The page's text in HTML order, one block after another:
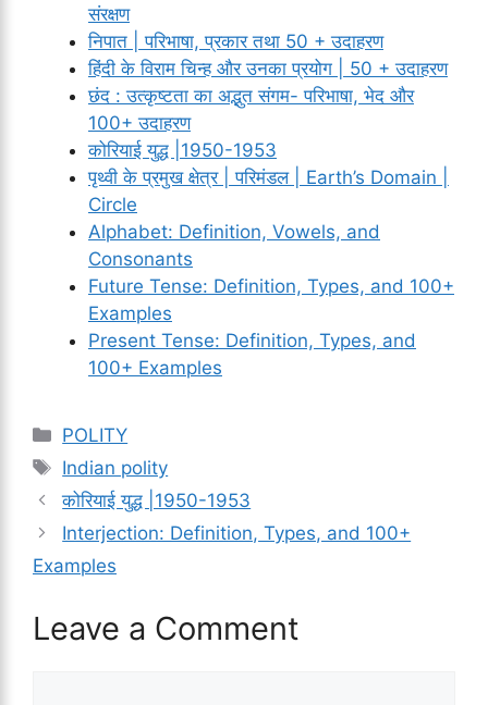
संरक्षण
निपात | परिभाषा, प्रकार तथा 50 + उदाहरण
हिंदी के विराम चिन्ह और उनका प्रयोग | 50 + उदाहरण
छंद : उत्कृष्टता का अद्भुत संगम- परिभाषा, भेद और
100+ उदाहरण
कोरियाई युद्ध |1950-1953
पृथ्वी के प्रमुख क्षेत्र | परिमंडल | Earth’s Domain |
Circle
Alphabet: Definition, Vowels, and
Consonants
Future Tense: Definition, Types, and 100+
Examples
Present Tense: Definition, Types, and
100+ Examples
Categories
POLITY
Tags
Indian polity
कोरियाई युद्ध |1950-1953
Interjection: Definition, Types, and 100+
Examples
Leave a Comment